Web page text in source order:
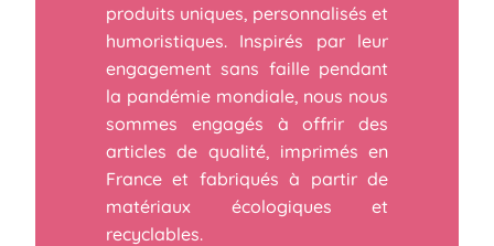
produits uniques, personnalisés et
humoristiques. Inspirés par leur
engagement sans faille pendant
la pandémie mondiale, nous nous
sommes engagés à offrir des
articles de qualité, imprimés en
France et fabriqués à partir de
matériaux écologiques et
recyclables.